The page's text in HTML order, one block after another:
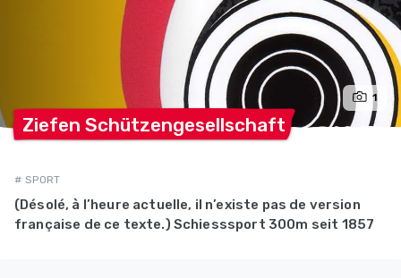
Ziefen Schützengesellschaft
1
# SPORT
(Désolé, à l’heure actuelle, il n’existe pas de version
française de ce texte.) Schiesssport 300m seit 1857